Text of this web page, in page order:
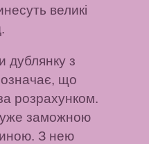
великі
дублянку з
що
розрахунком.
заможною
З нею